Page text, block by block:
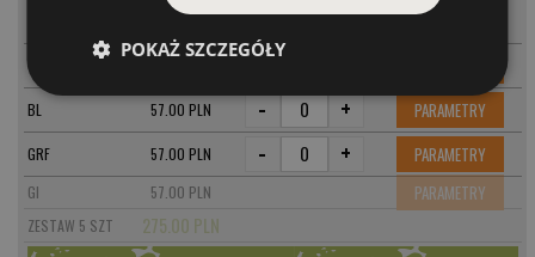
57.00 PLN - + PARAMETRY
SI -
BL 57.00 PLN - + PARAMETRY
GRF 57.00 PLN - + PARAMETRY
GI 57.00 PLN PARAMETRY
ZESTAW 5 SZT 275.00 PLN
POKAŻ SZCZEGÓŁY